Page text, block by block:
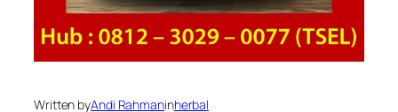
Written byAndi Rahmaninherbal